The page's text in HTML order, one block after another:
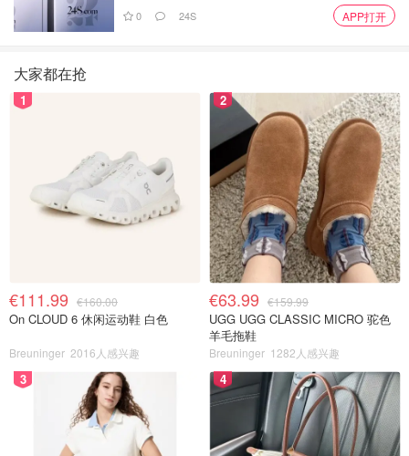
0 24S APP打开
大家都在抢
1
€111.99 €160.00
On CLOUD 6 休闲运动鞋 白色
Breuninger 2016人感兴趣
2
€63.99 €159.99
UGG UGG CLASSIC MICRO 驼色
羊毛拖鞋
Breuninger 1282人感兴趣
3 4